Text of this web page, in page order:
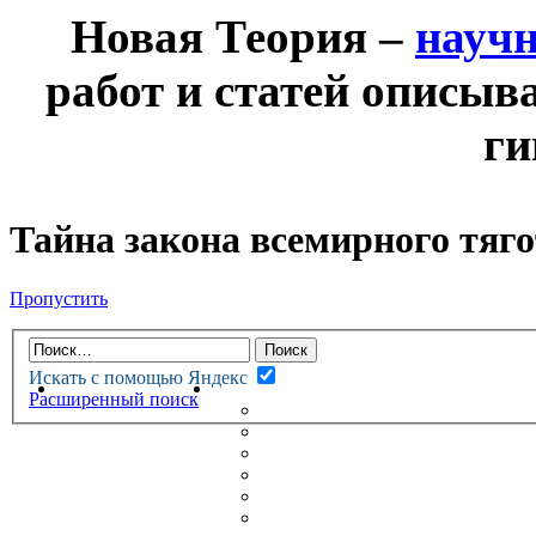
Новая Теория –
работ и статей
Тайна закона всемирного
Пропустить
Искать с помощью Яндекс
Расширенный поиск
НОВАЯ ТЕОРИЯФОРУМ
НЕПРОЧИТАННЫЕ